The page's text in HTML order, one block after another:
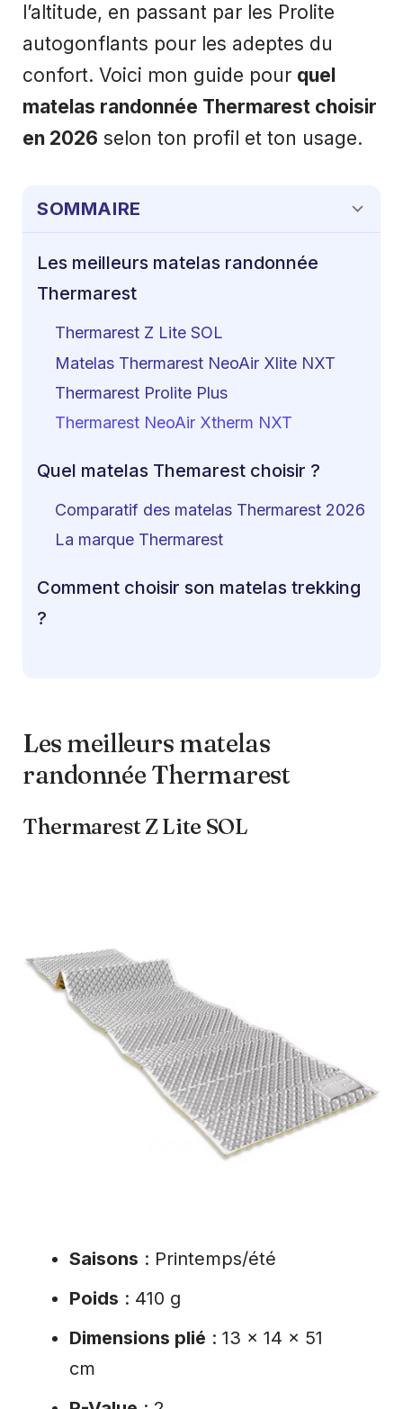
l’altitude, en passant par les Prolite
autogonflants pour les adeptes du
confort. Voici mon guide pour quel
matelas randonnée Thermarest choisir
en 2026 selon ton profil et ton usage.
SOMMAIRE
Les meilleurs matelas randonnée
Thermarest
Thermarest Z Lite SOL
Matelas Thermarest NeoAir Xlite NXT
Thermarest Prolite Plus
Thermarest NeoAir Xtherm NXT
Quel matelas Themarest choisir ?
Comparatif des matelas Thermarest 2026
La marque Thermarest
Comment choisir son matelas trekking
?
Les meilleurs matelas
randonnée Thermarest
Thermarest Z Lite SOL
Saisons : Printemps/été
Poids : 410 g
Dimensions plié : 13 x 14 x 51
cm